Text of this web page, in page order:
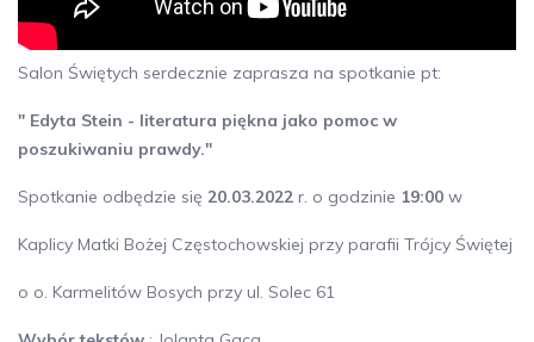
Salon Świętych serdecznie zaprasza na spotkanie pt:
" Edyta Stein - literatura piękna jako pomoc w
poszukiwaniu prawdy."
Spotkanie odbędzie się 20.03.2022 r. o godzinie 19:00 w
Kaplicy Matki Bożej Częstochowskiej przy parafii Trójcy Świętej
o o. Karmelitów Bosych przy ul. Solec 61